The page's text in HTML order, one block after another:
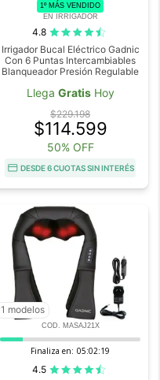
1º MÁS VENDIDO
EN IRRIGADOR
4.8
Irrigador Bucal Eléctrico Gadnic
Con 6 Puntas Intercambiables
Blanqueador Presión Regulable
Llega GratisHoy
$229.198
$114.599
50% OFF
DESDE 6 CUOTAS SIN INTERÉS
1 modelos
COD. MASAJ21X
Finaliza en: 05:02:18
4.5